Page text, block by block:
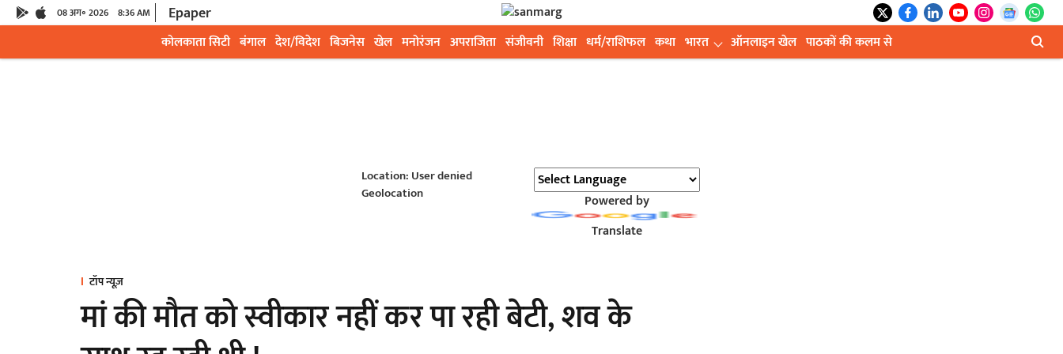
08 अग॰ 2026 8:36 AM Epaper
कोलकाता सिटी बंगाल देश/विदेश बिजनेस खेल मनोरंजन अपराजिता संजीवनी शिक्षा धर्म/राशिफल कथा भारत ऑनलाइन खेल पाठकों की कलम से
Location: User denied
Geolocation
Powered by
Translate
टॉप न्यूज़
मां की मौत को स्वीकार नहीं कर पा रही बेटी, शव के